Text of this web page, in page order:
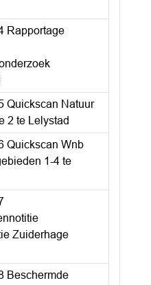
Rapportage
Quickscan Natuur
2 te Lelystad
Quickscan Wnb
1-4 te
Zuiderhage
Beschermde